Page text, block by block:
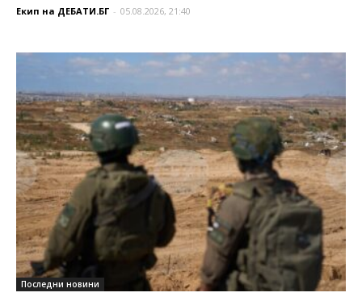
Екип на ДЕБАТИ.БГ - 05.08.2026, 21:40
Последни новини